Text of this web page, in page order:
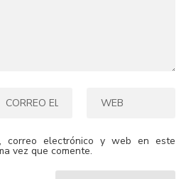
correo electrónico y web en este
vez que comente.